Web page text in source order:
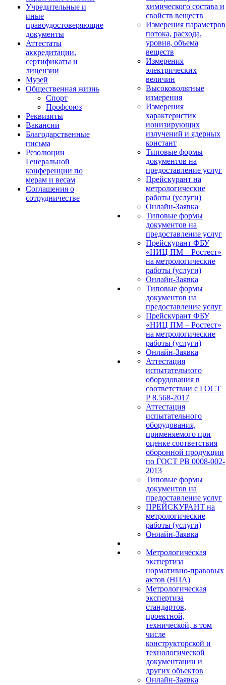
Учредительные и
иные
правоудостоверяющие
документы
Аттестаты
аккредитации,
сертификаты и
лицензии
Музей
Общественная жизнь
Спорт
Профсоюз
Реквизиты
Вакансии
Благодарственные
письма
Резолюции
Генеральной
конференции по
мерам и весам
Соглашения о
сотрудничестве
химического состава и
свойств веществ
Измерения параметров
потока, расхода,
уровня, объема
веществ
Измерения
электрических
величин
Высоковольтные
измерения
Измерения
характеристик
ионизирующих
излучений и ядерных
констант
Типовые формы
документов на
предоставление услуг
Прейскурант на
метрологические
работы (услуги)
Онлайн-Заявка
Типовые формы
документов на
предоставление услуг
Прейскурант ФБУ
«НИЦ ПМ – Ростест»
на метрологические
работы (услуги)
Онлайн-Заявка
Типовые формы
документов на
предоставление услуг
Прейскурант ФБУ
«НИЦ ПМ – Ростест»
на метрологические
работы (услуги)
Онлайн-Заявка
Аттестация
испытательного
оборудования в
соответствии с ГОСТ
Р 8.568-2017
Аттестация
испытательного
оборудования,
применяемого при
оценке соответствия
оборонной продукции
по ГОСТ РВ 0008-002-
2013
Типовые формы
документов на
предоставление услуг
ПРЕЙСКУРАНТ на
метрологические
работы (услуги)
Онлайн-Заявка
Метрологическая
экспертиза
нормативно-правовых
актов (НПА)
Метрологическая
экспертиза
стандартов,
проектной,
технической, в том
числе
конструкторской и
технологической
документации и
других объектов
Онлайн-Заявка